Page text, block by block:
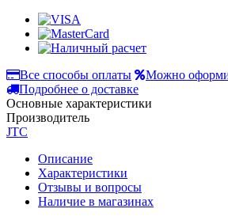
Все способы оплаты
Можно
Подробнее о доставке
Основные характеристики
Производитель
JTC
Описание
Характеристики
Отзывы и вопросы
Наличие в магазинах